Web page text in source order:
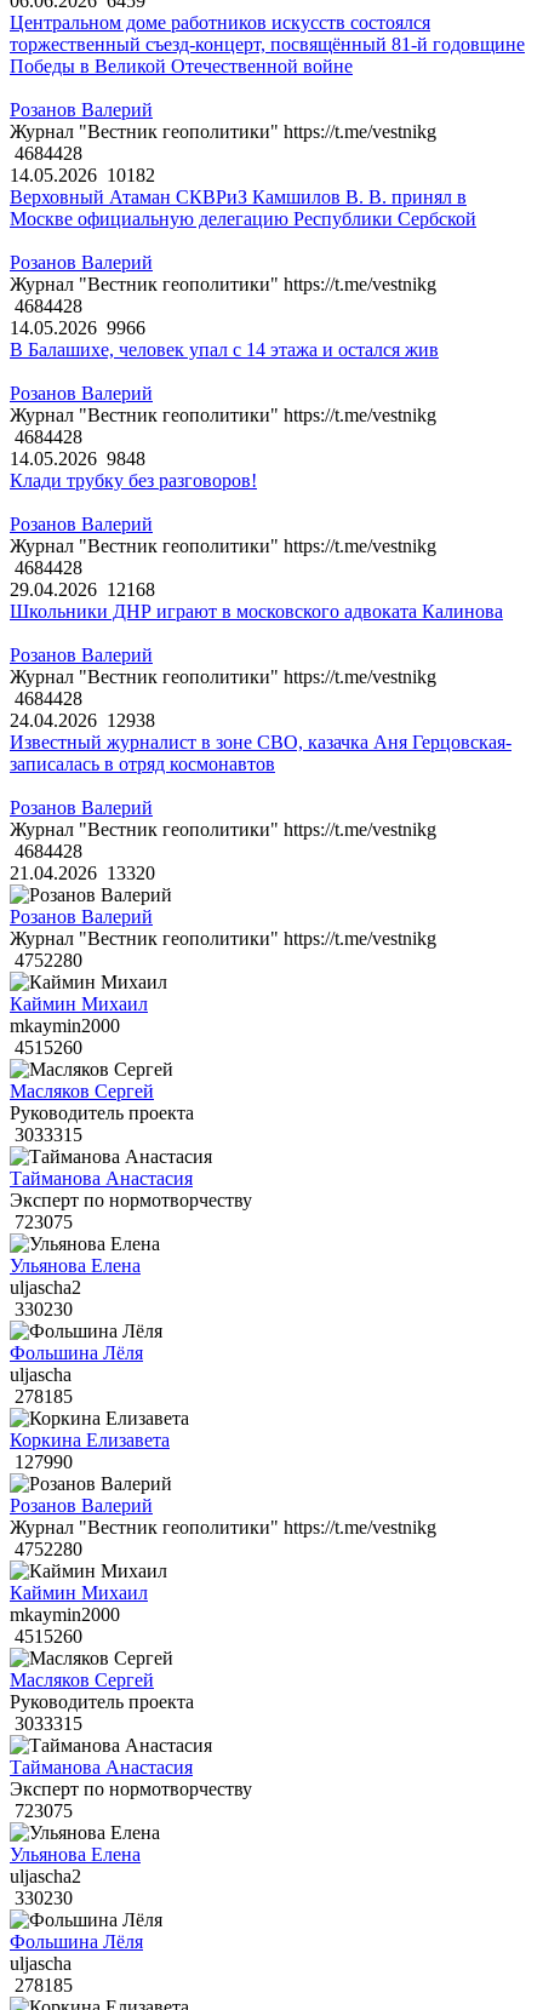
Центральном доме работников искусств состоялся
торжественный съезд-концерт, посвящённый 81-й годовщине
Победы в Великой Отечественной войне
Розанов Валерий
Журнал "Вестник геополитики" https://t.me/vestnikg
4684428
14.05.2026 10182
Верховный Атаман СКВРиЗ Камшилов В. В. принял в
Москве официальную делегацию Республики Сербской
Розанов Валерий
Журнал "Вестник геополитики" https://t.me/vestnikg
4684428
14.05.2026 9966
В Балашихе, человек упал с 14 этажа и остался жив
Розанов Валерий
Журнал "Вестник геополитики" https://t.me/vestnikg
4684428
14.05.2026 9848
Клади трубку без разговоров!
Розанов Валерий
Журнал "Вестник геополитики" https://t.me/vestnikg
4684428
29.04.2026 12168
Школьники ДНР играют в московского адвоката Калинова
Розанов Валерий
Журнал "Вестник геополитики" https://t.me/vestnikg
4684428
24.04.2026 12938
Известный журналист в зоне СВО, казачка Аня Герцовская-
записалась в отряд космонавтов
Розанов Валерий
Журнал "Вестник геополитики" https://t.me/vestnikg
4684428
21.04.2026 13320
Розанов Валерий
Журнал "Вестник геополитики" https://t.me/vestnikg
4752280
Каймин Михаил
mkaymin2000
4515260
Масляков Сергей
Руководитель проекта
3033315
Тайманова Анастасия
Эксперт по нормотворчеству
723075
Ульянова Елена
uljascha2
330230
Фольшина Лёля
uljascha
278185
Коркина Елизавета
127990
Розанов Валерий
Журнал "Вестник геополитики" https://t.me/vestnikg
4752280
Каймин Михаил
mkaymin2000
4515260
Масляков Сергей
Руководитель проекта
3033315
Тайманова Анастасия
Эксперт по нормотворчеству
723075
Ульянова Елена
uljascha2
330230
Фольшина Лёля
uljascha
278185